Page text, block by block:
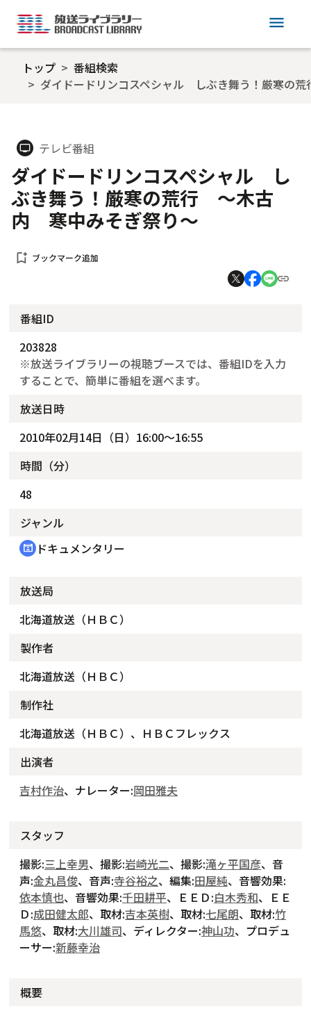
menu
トップ
番組検索
ダイドードリンコスペシャル しぶき舞う！厳寒の
tv テレビ番組
ダイドードリンコスペシャル し
ぶき舞う！厳寒の荒行 ～木古
内 寒中みそぎ祭り～
bookmark_add ブックマーク追加
番組ID
203828
※放送ライブラリーの視聴ブースでは、番組IDを入力
することで、簡単に番組を選べます。
放送日時
2010年02月14日（日）16:00～16:55
時間（分）
48
ジャンル
cinematic_blur ドキュメンタリー
放送局
北海道放送（ＨＢＣ）
製作者
北海道放送（ＨＢＣ）
制作社
北海道放送（ＨＢＣ）、ＨＢＣフレックス
出演者
吉村作治、ナレーター:岡田雅夫
スタッフ
撮影:三上幸男、撮影:岩崎光二、撮影:滝ヶ平国彦、音
声:金丸昌俊、音声:寺谷裕之、編集:田屋純、音響効果:
依本慎也、音響効果:千田耕平、ＥＥＤ:白木秀和、ＥＥ
Ｄ:成田健太郎、取材:吉本英樹、取材:七尾朗、取材:竹
馬悠、取材:大川雄司、ディレクター:神山功、プロデュ
ーサー:新藤幸治
概要